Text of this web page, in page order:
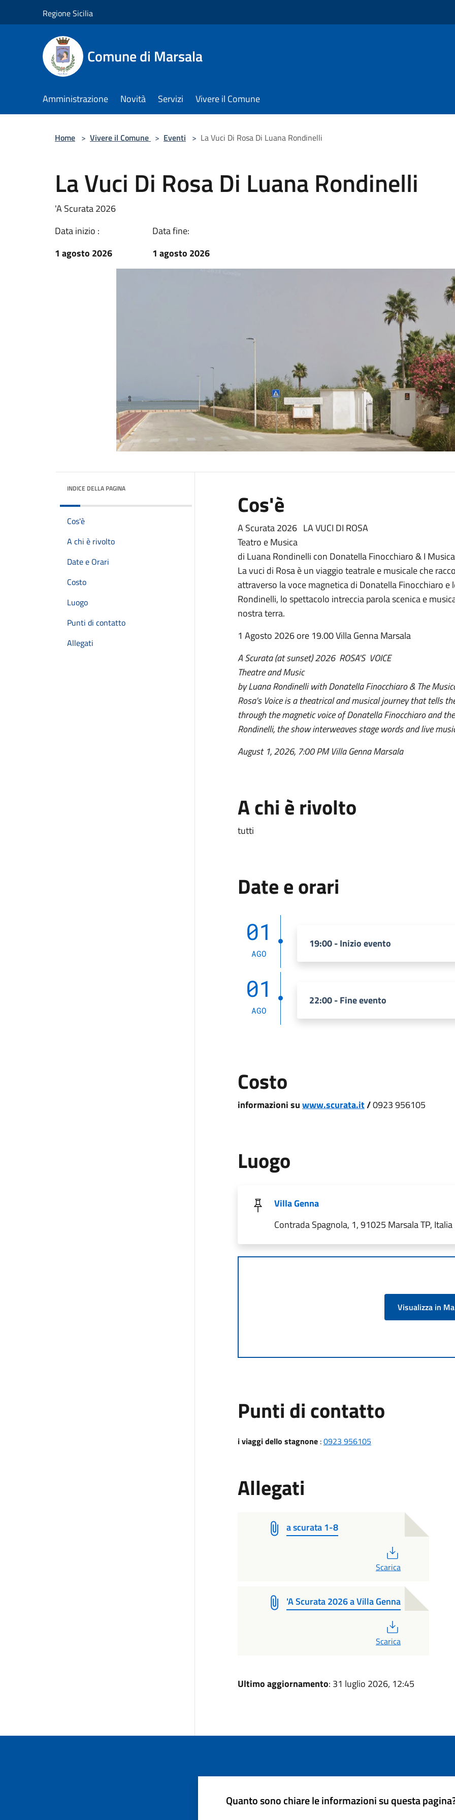
Regione Sicilia
Comune di Marsala
Amministrazione Novità Servizi Vivere il Comune
Home > Vivere il Comune > Eventi > La Vuci Di Rosa Di Luana Rondinelli
La Vuci Di Rosa Di Luana Rondinelli
'A Scurata 2026
Data inizio :
1 agosto 2026
Data fine:
1 agosto 2026
INDICE DELLA PAGINA
Cos'è
A chi è rivolto
Date e Orari
Costo
Luogo
Punti di contatto
Allegati
Cos'è
A Scurata 2026 LA VUCI DI ROSA
Teatro e Musica
di Luana Rondinelli con Donatella Finocchiaro & I
La vuci di Rosa è un viaggio teatrale e musicale che
attraverso la voce magnetica di Donatella Finocchiaro
Rondinelli, lo spettacolo intreccia parola scenica e
nostra terra.
1 Agosto 2026 ore 19.00 Villa Genna Marsala
A Scurata (at sunset) 2026 ROSA'S VOICE
Theatre and Music
by Luana Rondinelli with Donatella Finocchiaro & The
Rosa's Voice is a theatrical and musical journey that tells
through the magnetic voice of Donatella Finocchiaro and
Rondinelli, the show interweaves stage words and live
August 1, 2026, 7:00 PM Villa Genna Marsala
A chi è rivolto
tutti
Date e orari
01
AGO
19:00 - Inizio evento
01
AGO
22:00 - Fine evento
Costo
informazioni suwww.scurata.it/0923 956105
Luogo
Villa Genna
Contrada Spagnola, 1, 91025 Marsala TP, Italia
Visualizza in
Punti di contatto
i viaggi dello stagnone:0923 956105
Allegati
a scurata 1-8
Scarica
'A Scurata 2026 a Villa Genna
Scarica
Ultimo aggiornamento: 31 luglio 2026, 12:45
Quanto sono chiare le informazioni su questa